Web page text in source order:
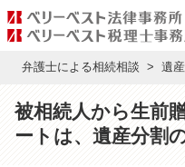
弁護士による相続相談 遺
被相続人から生前
ートは、遺産分割